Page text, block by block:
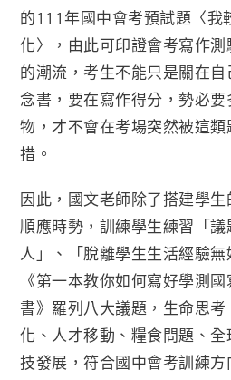
的111年國中會考預試題〈我
化〉，由此可印證會考寫作測
的潮流，考生不能只是關在
念書，要在寫作得分，勢必
物，才不會在考場突然被這
措。
因此，國文老師除了搭建學
順應時勢，訓練學生練習「
人」、「脫離學生生活經驗
《第一本教你如何寫好學測
書》羅列八大議題，生命思
化、人才移動、糧食問題、
技發展，符合國中會考訓練方